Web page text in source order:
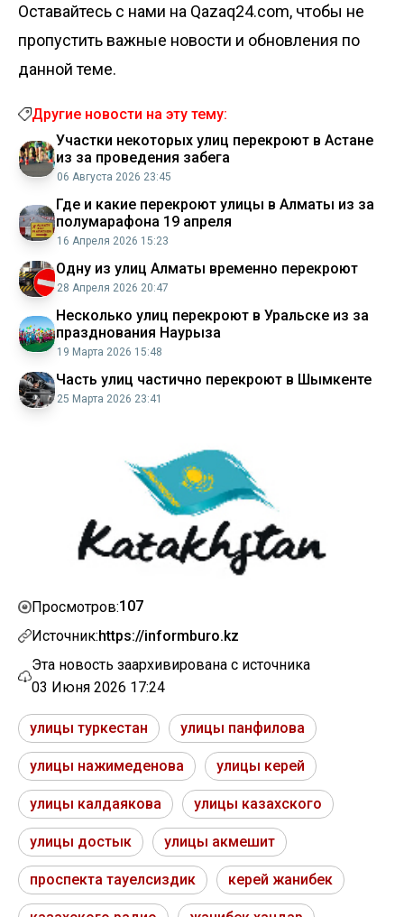
Оставайтесь с нами на Qazaq24.com, чтобы не
пропустить важные новости и обновления по
данной теме.
Другие новости на эту тему:
Участки некоторых улиц перекроют в Астане
из за проведения забега
06 Августа 2026 23:45
Где и какие перекроют улицы в Алматы из за
полумарафона 19 апреля
16 Апреля 2026 15:23
Одну из улиц Алматы временно перекроют
28 Апреля 2026 20:47
Несколько улиц перекроют в Уральске из за
празднования Наурыза
19 Марта 2026 15:48
Часть улиц частично перекроют в Шымкенте
25 Марта 2026 23:41
Просмотров:107
Источник:https://informburo.kz
Эта новость заархивирована с источника
03 Июня 2026 17:24
улицы туркестан улицы панфилова
улицы нажимеденова улицы керей
улицы калдаякова улицы казахского
улицы достык улицы акмешит
проспекта тауелсиздик керей жанибек